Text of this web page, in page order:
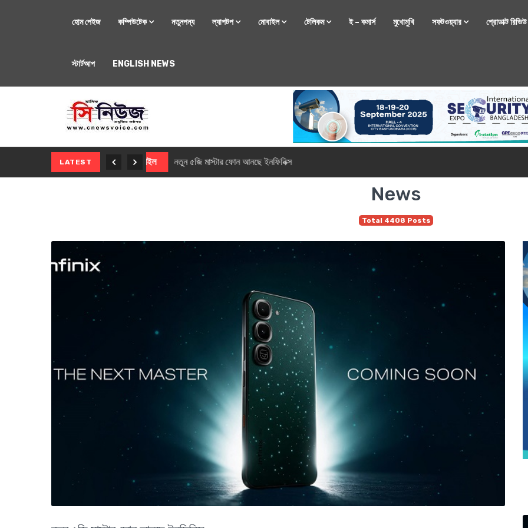
হোম পেইজ কম্পিউটেক নতুনপন্য ল্যাপটপ মোবাইল টেলিকম ই – কমার্স মুখোমুখি সফটওয়্যার প্রোডাক্ট রিভিউ
স্টার্টআপ ENGLISH NEWS
LATEST মোবাইল নতুন সি-সিরিজ স্মার্টফোন নিয়ে আসছে রিয়েলমি
News
Total 4408 Posts